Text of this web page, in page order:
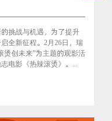
挑战与机遇，为了提升
全新征程。2月26日，瑞
烫创未来”为主题的观影活
电影《热辣滚烫》。...